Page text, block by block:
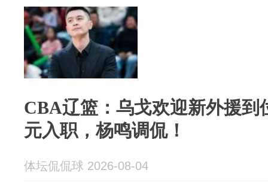
CBA辽篮：乌戈欢迎新外援到
元入职，杨鸣调侃！
体坛侃侃球 2026-08-04